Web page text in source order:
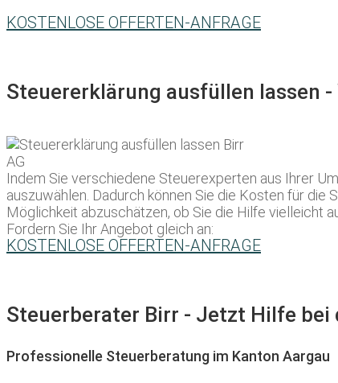
KOSTENLOSE OFFERTEN-ANFRAGE
Steuererklärung ausfüllen lassen
Indem Sie verschiedene Steuerexperten aus Ihrer
auszuwählen. Dadurch können Sie die Kosten für die
Möglichkeit abzuschätzen, ob Sie die Hilfe vielleicht
Fordern Sie Ihr Angebot gleich an:
KOSTENLOSE OFFERTEN-ANFRAGE
Steuerberater Birr - Jetzt Hilfe bei
Professionelle Steuerberatung im Kanton Aargau